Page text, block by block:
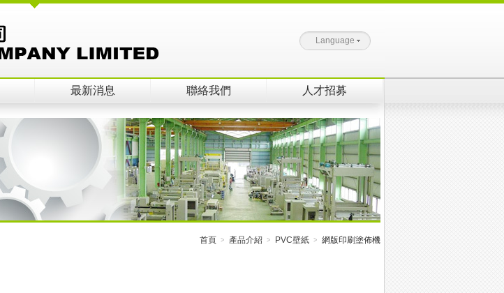
Language
最新消息 聯絡我們 人才招募
首頁 產品介紹 PVC壁紙 網版印刷塗佈機